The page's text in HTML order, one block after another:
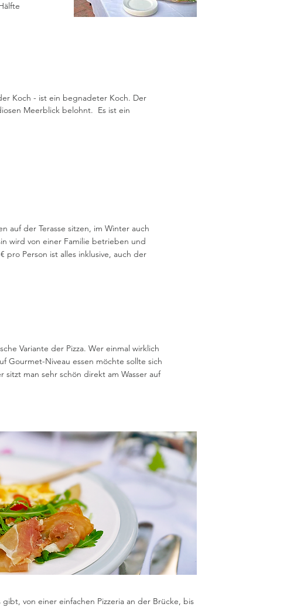
Koch - ist ein begnadeter Koch. Der
Meerblick belohnt. Es ist ein
auf der Terasse sitzen, im Winter auch
wird von einer Familie betrieben und
pro Person ist alles inklusive, auch der
Variante der Pizza. Wer einmal wirklich
Gourmet-Niveau essen möchte sollte sich
man sehr schön direkt am Wasser auf
von einer einfachen Pizzeria an der Brücke, bis